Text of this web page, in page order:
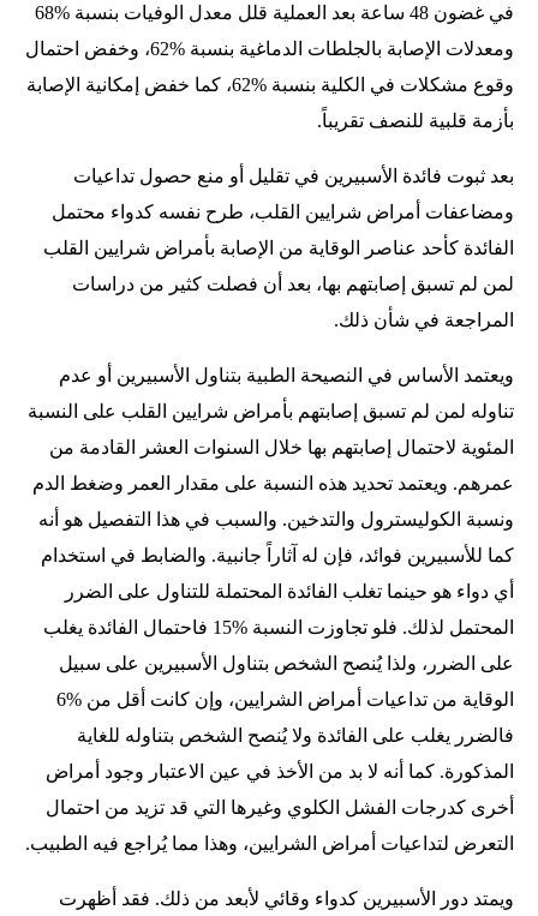
في غضون 48 ساعة بعد العملية قلل معدل الوفيات بنسبة %68
ومعدلات الإصابة بالجلطات الدماغية بنسبة %62، وخفض احتمال
وقوع مشكلات في الكلية بنسبة %62، كما خفض إمكانية الإصابة
بأزمة قلبية للنصف تقريباً.
بعد ثبوت فائدة الأسبيرين في تقليل أو منع حصول تداعيات
ومضاعفات أمراض شرايين القلب، طرح نفسه كدواء محتمل
الفائدة كأحد عناصر الوقاية من الإصابة بأمراض شرايين القلب
لمن لم تسبق إصابتهم بها، بعد أن فصلت كثير من دراسات
المراجعة في شأن ذلك.
ويعتمد الأساس في النصيحة الطبية بتناول الأسبيرين أو عدم
تناوله لمن لم تسبق إصابتهم بأمراض شرايين القلب على النسبة
المئوية لاحتمال إصابتهم بها خلال السنوات العشر القادمة من
عمرهم. ويعتمد تحديد هذه النسبة على مقدار العمر وضغط الدم
ونسبة الكوليسترول والتدخين. والسبب في هذا التفصيل هو أنه
كما للأسبيرين فوائد، فإن له آثاراً جانبية. والضابط في استخدام
أي دواء هو حينما تغلب الفائدة المحتملة للتناول على الضرر
المحتمل لذلك. فلو تجاوزت النسبة %15 فاحتمال الفائدة يغلب
على الضرر، ولذا يُنصح الشخص بتناول الأسبيرين على سبيل
الوقاية من تداعيات أمراض الشرايين، وإن كانت أقل من %6
فالضرر يغلب على الفائدة ولا يُنصح الشخص بتناوله للغاية
المذكورة. كما أنه لا بد من الأخذ في عين الاعتبار وجود أمراض
أخرى كدرجات الفشل الكلوي وغيرها التي قد تزيد من احتمال
التعرض لتداعيات أمراض الشرايين، وهذا مما يُراجع فيه الطبيب.
ويمتد دور الأسبيرين كدواء وقائي لأبعد من ذلك. فقد أظهرت